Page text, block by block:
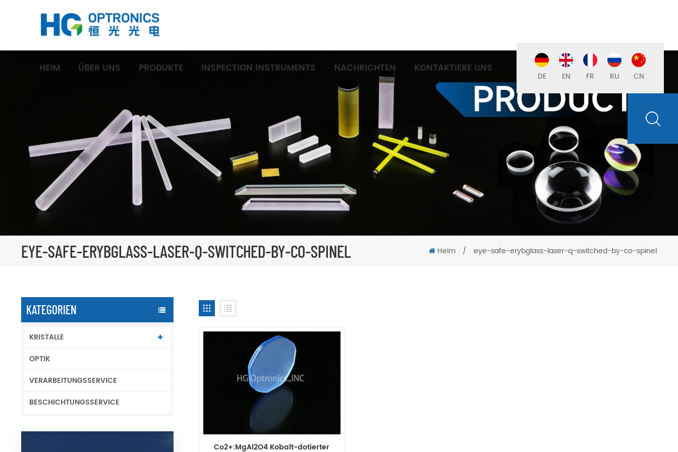
HEIM ÜBER UNS PRODUKTE INSPECTION INSTRUMENTS NACHRICHTEN KONTAKTIERE UNS
DE EN FR RU CN
EYE-SAFE-ERYBGLASS-LASER-Q-SWITCHED-BY-CO-SPINEL Heim / eye-safe-erybglass-laser-q-switched-by-co-spinel
KATEGORIEN
KRISTALLE
OPTIK
VERARBEITUNGSSERVICE
BESCHICHTUNGSSERVICE
Co2+:MgAl2O4 Kobalt-dotierter